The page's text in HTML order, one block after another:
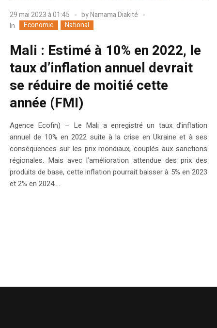
29 mai 2023 à 01:45 byNamama Diakité
In
Economie National
Mali : Estimé à 10% en 2022, le
taux d’inflation annuel devrait
se réduire de moitié cette
année (FMI)
Agence Ecofin) – Le Mali a enregistré un taux d’inflation
annuel de 10% en 2022 suite à la crise en Ukraine et à ses
conséquences sur les prix mondiaux, couplés aux sanctions
régionales. Mais avec l’amélioration attendue des prix des
produits de base, cette inflation pourrait baisser à 5% en 2023
et 2% en 2024....